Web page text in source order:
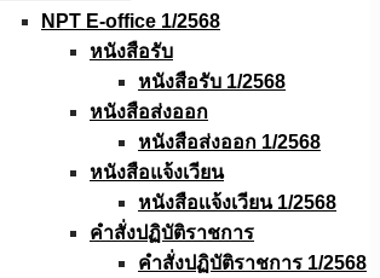
NPT E-office 1/2568
หนังสือรับ
หนังสือรับ 1/2568
หนังสือส่งออก
หนังสือส่งออก 1/2568
หนังสือแจ้งเวียน
หนังสือเเจ้งเวียน 1/2568
คำสั่งปฏิบัติราชการ
คำสั่งปฏิบัติราชการ 1/2568